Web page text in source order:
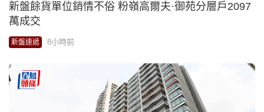
新盤餘貨單位銷情不俗 粉嶺高爾夫·御苑分層戶2097
萬成交
新盤速遞 8小時前